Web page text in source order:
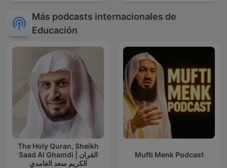
Más podcasts internacionales de
Educación
The Holy Quran, Sheikh
Saad Al Ghamdi | القران
الكريم سعد الغامدي
Mufti Menk Podcast